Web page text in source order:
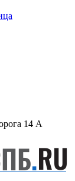
14 А